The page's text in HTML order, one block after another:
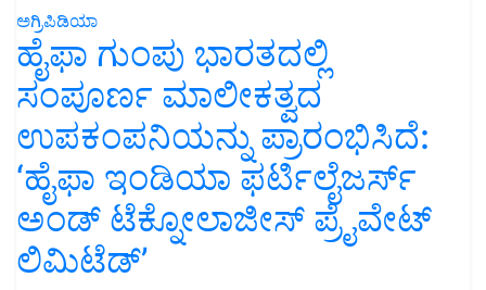
ಅಗ್ರಿಪಿಡಿಯಾ
ಹೈಫಾ ಗುಂಪು ಭಾರತದಲ್ಲಿ
ಸಂಪೂರ್ಣ ಮಾಲೀಕತ್ವದ
ಉಪಕಂಪನಿಯನ್ನು ಪ್ರಾರಂಭಿಸಿದೆ:
‘ಹೈಫಾ ಇಂಡಿಯಾ ಫರ್ಟಿಲೈಜರ್ಸ್
ಅಂಡ್ ಟೆಕ್ನೋಲಾಜೀಸ್ ಪ್ರೈವೇಟ್
ಲಿಮಿಟೆಡ್’